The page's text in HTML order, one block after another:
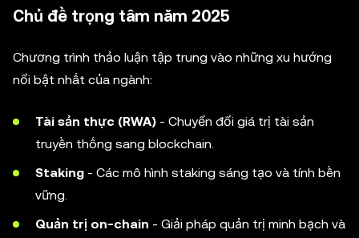
Chủ đề trọng tâm năm 2025
Chương trình thảo luận tập trung vào những xu hướng
nổi bật nhất của ngành:
Tài sản thực (RWA) - Chuyển đổi giá trị tài sản
truyền thống sang blockchain.
Staking - Các mô hình staking sáng tạo và tính bền
vững.
Quản trị on-chain - Giải pháp quản trị minh bạch và